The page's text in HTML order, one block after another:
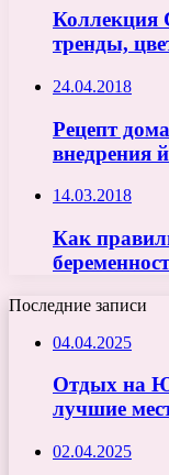
Коллекция
тренды,
24.04.2018
Рецепт
внедрения
14.03.2018
Как
Последние записи
04.04.2025
Отдых на
лучшие
02.04.2025